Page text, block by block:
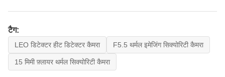
टैग:
LEO डिटेक्टर हीट डिटेक्टर कैमरा F5.5 थर्मल इमेजिंग सिक्योरिटी कैमरा
15 मिमी फ़्लायर थर्मल सिक्योरिटी कैमरा